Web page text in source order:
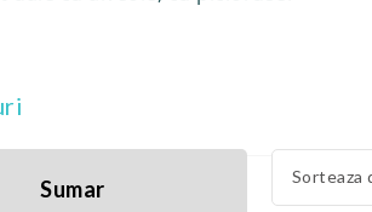
Sumar Sorteaza